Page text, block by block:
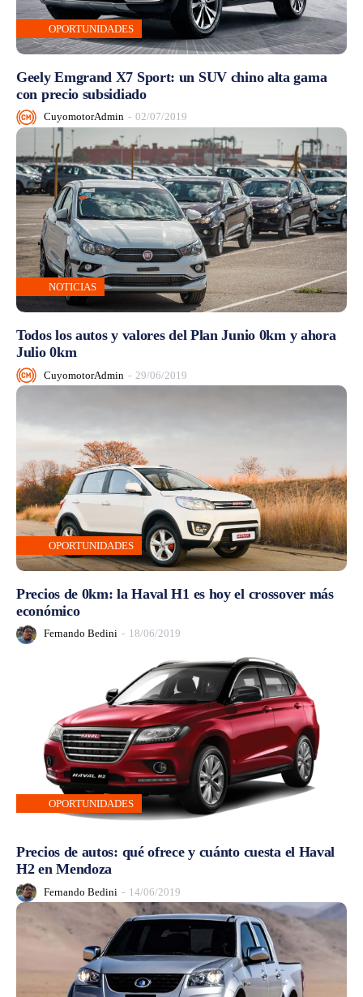
OPORTUNIDADES
Geely Emgrand X7 Sport: un SUV chino alta gama
con precio subsidiado
CuyomotorAdmin - 02/07/2019
NOTICIAS
Todos los autos y valores del Plan Junio 0km y ahora
Julio 0km
CuyomotorAdmin - 29/06/2019
OPORTUNIDADES
Precios de 0km: la Haval H1 es hoy el crossover más
económico
Fernando Bedini - 18/06/2019
OPORTUNIDADES
Precios de autos: qué ofrece y cuánto cuesta el Haval
H2 en Mendoza
Fernando Bedini - 14/06/2019